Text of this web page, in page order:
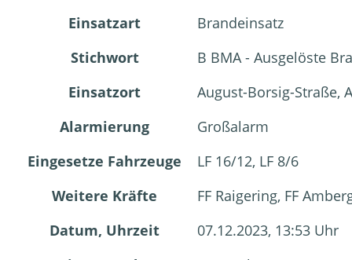
Einsatzart
Brandeinsatz
Stichwort
B BMA - Ausgelöste
Einsatzort
August-Borsig-Straße,
Alarmierung
Großalarm
Eingesetze Fahrzeuge
LF 16/12, LF 8/6
Weitere Kräfte
FF Raigering, FF
Datum, Uhrzeit
07.12.2023, 13:53 Uhr